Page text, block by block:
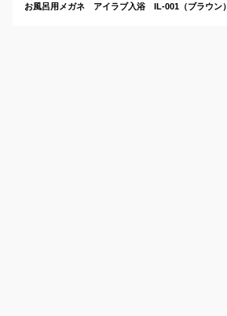
お風呂用メガネ アイラブ入浴 IL-001（ブラウン）